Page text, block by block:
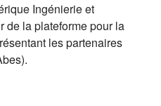
Ingénierie et
de la plateforme pour la
les partenaires